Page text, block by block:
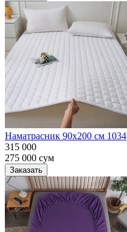
Наматрасник 90х200 см 1034
315 000
275 000 сум
Заказать